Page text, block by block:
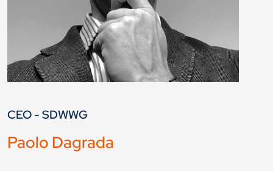
CEO - SDWWG
Paolo Dagrada